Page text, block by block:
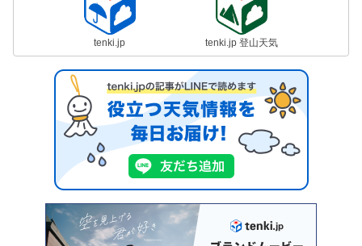
tenki.jp tenki.jp 登山天気